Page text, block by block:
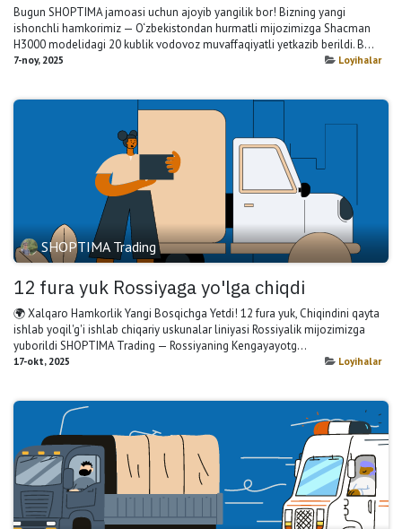
Bugun SHOPTIMA jamoasi uchun ajoyib yangilik bor! Bizning yangi
ishonchli hamkorimiz — O‘zbekistondan hurmatli mijozimizga Shacman
H3000 modelidagi 20 kublik vodovoz muvaffaqiyatli yetkazib berildi. B...
7-noy, 2025 Loyihalar
SHOPTIMA Trading
12 fura yuk Rossiyaga yo'lga chiqdi
🌍 Xalqaro Hamkorlik Yangi Bosqichga Yetdi! 12 fura yuk, Chiqindini qayta
ishlab yoqil'g'i ishlab chiqariy uskunalar liniyasi Rossiyalik mijozimizga
yuborildi SHOPTIMA Trading — Rossiyaning Kengayayotg...
17-okt, 2025 Loyihalar